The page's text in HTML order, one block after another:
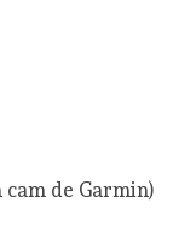
cam de Garmin)